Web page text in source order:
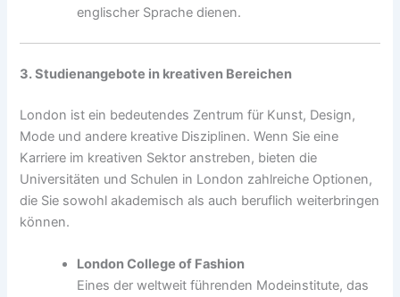
englischer Sprache dienen.
3. Studienangebote in kreativen Bereichen
London ist ein bedeutendes Zentrum für Kunst, Design,
Mode und andere kreative Disziplinen. Wenn Sie eine
Karriere im kreativen Sektor anstreben, bieten die
Universitäten und Schulen in London zahlreiche Optionen,
die Sie sowohl akademisch als auch beruflich weiterbringen
können.
London College of Fashion
Eines der weltweit führenden Modeinstitute, das